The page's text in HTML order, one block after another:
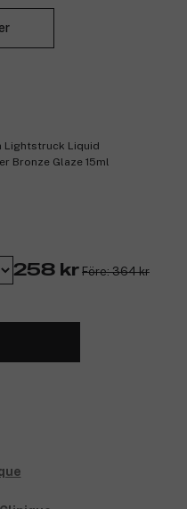
Lightstruck Liquid
Bronze Glaze 15ml
258 kr Före: 364 kr